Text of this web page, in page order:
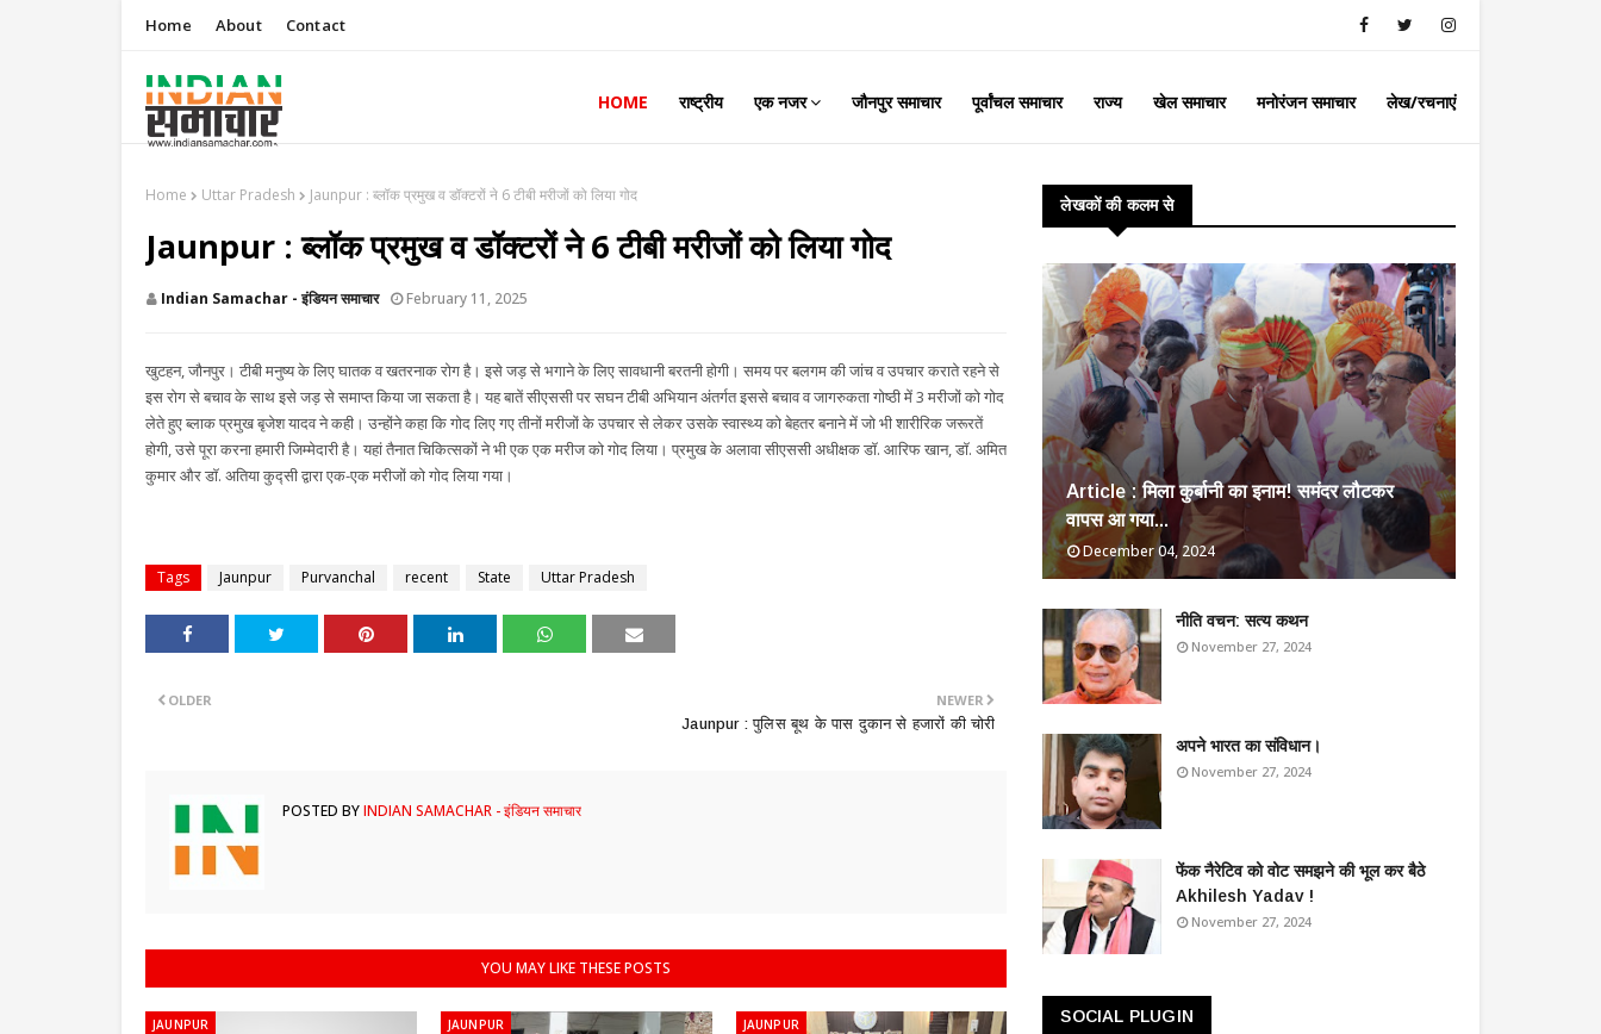
Home About Contact
HOME राष्ट्रीय एक नजर जौनपुर समाचार पूर्वांचल समाचार राज्य खेल समाचार मनोरंजन समाचार लेख/रचनाएं
Home Uttar Pradesh Jaunpur : ​ब्लॉक प्रमुख व डॉक्टरों ने 6 टीबी मरीजों को लिया गोद
Jaunpur : ​ब्लॉक प्रमुख व डॉक्टरों ने 6 टीबी मरीजों को लिया गोद
Indian Samachar - इंडियन समाचार February 11, 2025
खुटहन, जौनपुर। टीबी मनुष्य के लिए घातक व खतरनाक रोग है। इसे जड़ से भगाने के लिए सावधानी बरतनी होगी। समय पर बलगम की जांच व उपचार कराते रहने से
इस रोग से बचाव के साथ इसे जड़ से समाप्त किया जा सकता है। यह बातें सीएससी पर सघन टीबी अभियान अंतर्गत इससे बचाव व जागरुकता गोष्ठी में 3 मरीजों को गोद
लेते हुए ब्लाक प्रमुख बृजेश यादव ने कही। उन्होंने कहा कि गोद लिए गए तीनों मरीजों के उपचार से लेकर उसके स्वास्थ्य को बेहतर बनाने में जो भी शारीरिक जरूरतें
होगी, उसे पूरा करना हमारी जिम्मेदारी है। यहां तैनात चिकित्सकों ने भी एक एक मरीज को गोद लिया। प्रमुख के अलावा सीएससी अधीक्षक डॉ. आरिफ खान, डॉ. अमित
कुमार और डॉ. अतिया कुद्सी द्वारा एक-एक मरीजों को गोद लिया गया।
Tags Jaunpur Purvanchal recent State Uttar Pradesh
NEWER
Jaunpur : ​पुलिस बूथ के पास दुकान से हजारों की चोरी
OLDER
POSTED BYINDIAN SAMACHAR - इंडियन समाचार
YOU MAY LIKE THESE POSTS
JAUNPUR JAUNPUR JAUNPUR
लेखकों की कलम से
Article : मिला कुर्बानी का इनाम! समंदर लौटकर
वापस आ गया...
December 04, 2024
​नीति वचन: सत्य कथन
November 27, 2024
अपने भारत का संविधान।
November 27, 2024
फेंक नैरेटिव को वोट समझने की भूल कर बैठे
Akhilesh Yadav !
November 27, 2024
SOCIAL PLUGIN